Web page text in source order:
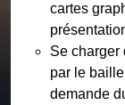
cartes
Se charger
par le
demande